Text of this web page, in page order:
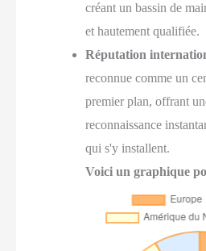
créant un bassin de
et hautement qualifiée.
Réputation
reconnue comme un
premier plan, offrant
reconnaissance
qui s'y installent.
Voici un graphique